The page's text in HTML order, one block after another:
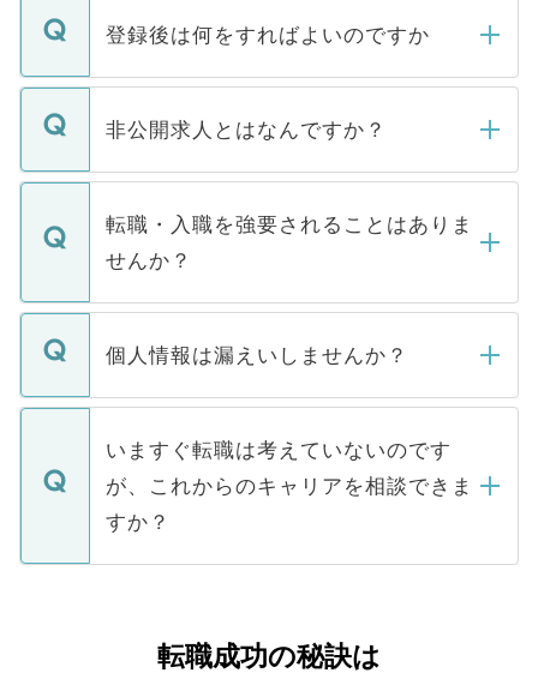
登録後は何をすればよいのですか
ご登録いただきましたら、弊社担当者がご
登録内容を確認し、その後メールもしくは
ます。通常、5営業日以内にはご連絡をせて
いただきますので、しばらくお待ちくださ
非公開求人とはなんですか？
マイナビDOCTORで取り扱っている求人の
うち約3割は、Webサイトからご覧いただ
けない「非公開求人」です。非公開求人は
下記の理由によって、一般には公開してい
ません。
■応募殺到を避けるため 人気のある医療機
関を公にしてしまうと、応募が殺到する場
に、医療機関が求める条件に合った人材の
みを人材紹介会社に依頼するケースが増え
ています。
転職・入職を強要されることはありま
せんか？
転職・入職を強要することは一切ありませ
ん。また、仮に応募先から内定をいただい
定を承諾する必要はありません。内定先へ
の辞退の連絡はキャリアパートナーが行い
個人情報は漏えいしませんか？
個人情報が漏えいすることはありませんの
で、ご安心ください。当サイトからの登録
などで収集したご登録者様の個人情報は、
ご本人のキャリアアップおよび転職活動の
支援を目的に使用いたします。お預かりし
ているすべての個人データはご本人の許可
は、個人情報の取り扱いについての厳密な
いますぐ転職は考えていないのです
が、これからのキャリアを相談できま
すか？
かがいして、現在の医療機関の状況や紹介
転職成功の秘訣は